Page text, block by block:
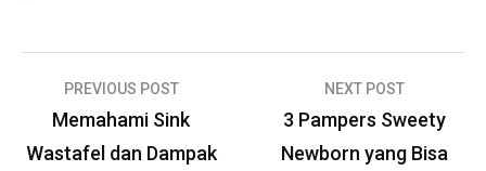
Navigasi
pos
PREVIOUS POST
Memahami Sink
Wastafel dan Dampak
NEXT POST
3 Pampers Sweety
Newborn yang Bisa